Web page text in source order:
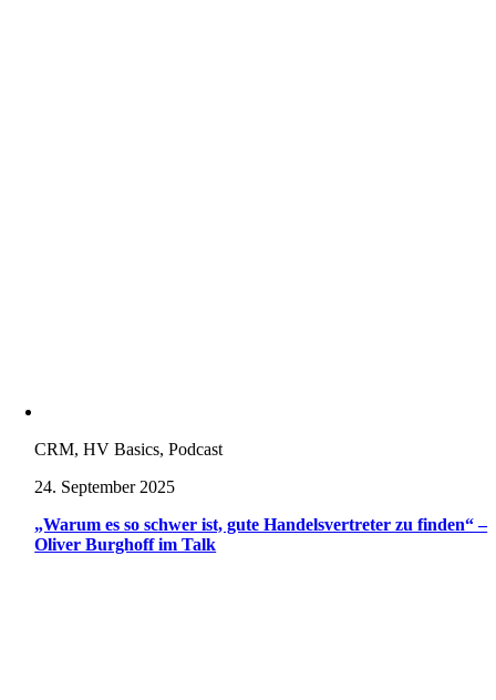
CRM, HV Basics, Podcast
24. September 2025
„Warum es so schwer ist, gute Handelsvertreter zu finden“ –
Oliver Burghoff im Talk